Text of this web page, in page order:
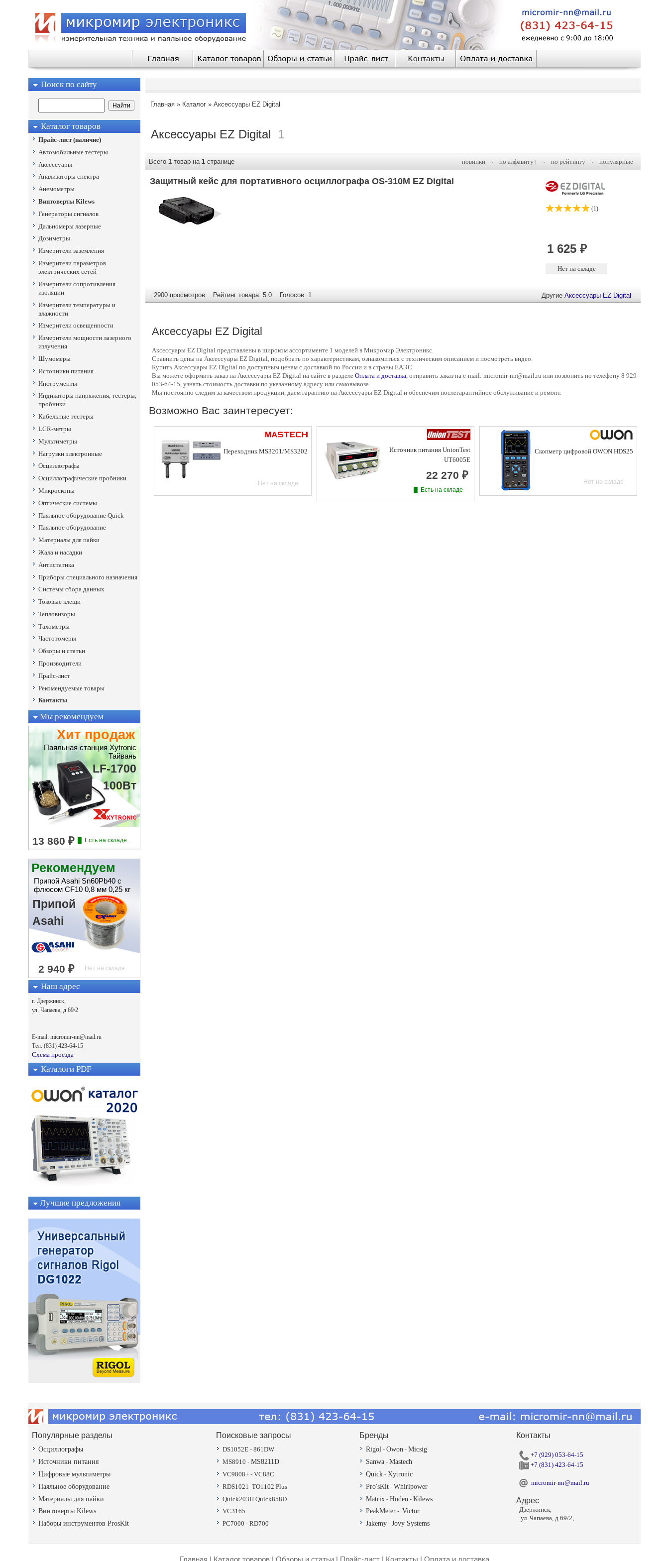
Поиск по сайту
Каталог товаров
Прайс-лист (наличие)
Автомобильные тестеры
Аксессуары
Анализаторы спектра
Анемометры
Винтоверты Kilews
Генераторы сигналов
Дальномеры лазерные
Дозиметры
Измерители заземления
Измерители параметров
электрических сетей
Измерители сопротивления
изоляции
Измерители температуры и
влажности
Измерители освещенности
Измерители мощности лазерного
излучения
Шумомеры
Источники питания
Инструменты
Индикаторы напряжения, тестеры,
пробники
Кабельные тестеры
LCR-метры
Мультиметры
Нагрузки электронные
Осциллографы
Осциллографические пробники
Микроскопы
Оптические системы
Паяльное оборудование Quick
Паяльное оборудование
Материалы для пайки
Жала и насадки
Антистатика
Приборы специального назначения
Системы сбора данных
Токовые клещи
Тепловизоры
Тахометры
Частотомеры
Обзоры и статьи
Производители
Прайс-лист
Рекомендуемые товары
Контакты
Мы рекомендуем
Хит продаж
Паяльная станция Xytronic
Тайвань
LF-1700
100Bт
Рекомендуем
Припой Asahi Sn60Pb40 с
флюсом CF10 0,8 мм 0,25 кг
Припой
Asahi
Наш адрес
г. Дзержинск,
ул. Чапаева, д 69/2
E-mail: micromir-nn@mail.ru
Тел: (831) 423-64-15
Схема проезда
Каталоги PDF
Лучшие предложения
Главная » Каталог » Аксессуары EZ Digital
Аксессуары EZ Digital 1
Всего 1 товар на 1 странице новинки · по алфавиту · по рейтингу · популярные
Защитный кейс для портативного осциллографа OS-310M EZ Digital
(1)
2900 просмотров Рейтинг товара: 5.0 Голосов: 1 Другие Аксессуары EZ Digital
Аксессуары EZ Digital
Аксессуары EZ Digital представлены в широком ассортименте 1 моделей в Микромир Электроникс.
Сравнить цены на Аксессуары EZ Digital, подобрать по характеристикам, ознакомиться с техническим описанием и посмотреть видео.
Купить Аксессуары EZ Digital по доступным ценам с доставкой по России и в страны ЕАЭС.
Вы можете оформить заказ на Аксессуары EZ Digital на сайте в разделе Оплата и доставка, отправить заказ на e-mail: micromir-nn@mail.ru или позвонить по телефону 8 929-
053-64-15, узнать стоимость доставки по указанному адресу или самовывоза.
Мы постоянно следим за качеством продукции, даем гарантию на Аксессуары EZ Digital и обеспечим послегарантийное обслуживание и ремонт.
Возможно Вас заинтересует:
Переходник MS3201/MS3202
Источник питания UnionTest
UT6005E
Скопметр цифровой OWON HDS25
Популярные разделы Поисковые запросы Бренды Контакты
Осциллографы
Источники питания
Цифровые мультиметры
Паяльное оборудование
Материалы для пайки
Винтоверты Kilews
Наборы инструментов ProsKit
DS1052E - 861DW
MS8910 - MS8211D
VC9808+ - VC88C
RDS1021 TO1102 Plus
Quick203H Quick858D
VC3165
PC7000 - RD700
Rigol - Owon - Micsig
Sanwa - Mastech
Quick - Xytronic
Pro'sKit - Whirlpower
Matrix - Hoden - Kilews
PeakMeter - Victor
Jakemy - Jovy Systems
+7 (929) 053-64-15
+7 (831) 423-64-15
micromir-nn@mail.ru
Адрес
Дзержинск,
ул. Чапаева, д 69/2,